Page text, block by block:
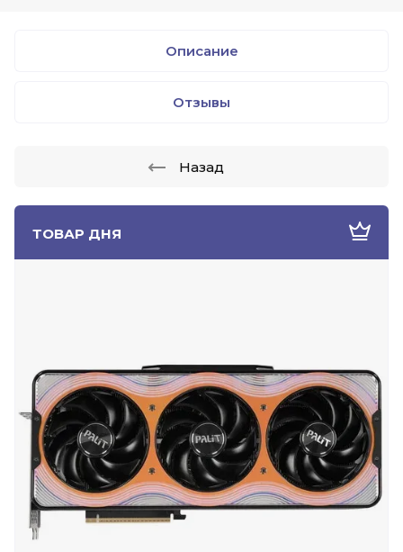
ТОВАР ДНЯ
Описание
Отзывы
Назад